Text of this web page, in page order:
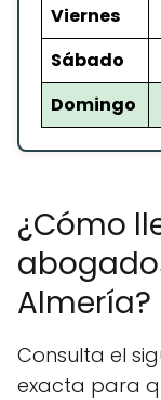
Viernes
Sábado
Domingo
¿Cómo
Almería?
Consulta el
exacta para